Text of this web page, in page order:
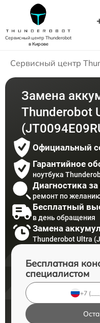
Сервисный центр Thunderobot
в Кирове
Сервисный центр
Замена
Thunderobot
Официальный
Гарантийное
ноутбука
Диагностика
ремонт по
Бесплатный
в день обращения
Замена
Thunderobot Ultra
Бесплатная
специалистом